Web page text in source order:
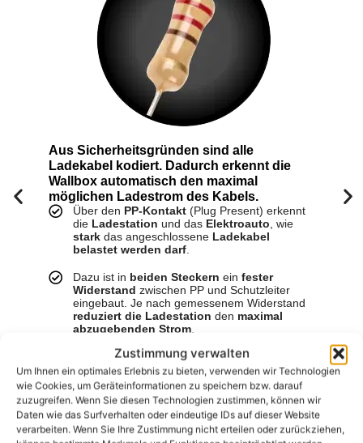
Zustimmung verwalten
Um Ihnen ein optimales Erlebnis zu bieten, verwenden wir Technologien
wie Cookies, um Geräteinformationen zu speichern bzw. darauf
zuzugreifen. Wenn Sie diesen Technologien zustimmen, können wir
Daten wie das Surfverhalten oder eindeutige IDs auf dieser Website
verarbeiten. Wenn Sie Ihre Zustimmung nicht erteilen oder zurückziehen,
Aus Sicherheitsgründen sind alle
Ladekabel kodiert. Dadurch erkennt die
Wallbox automatisch den maximal
möglichen Ladestrom des Kabels.
Über den PP-Kontakt (Plug Present) erkennt
die Ladestation und das Elektroauto , wie
stark das angeschlossene Ladekabel
belastet werden darf
Dazu ist in beiden Steckern einfester
Widerstand zwischen PP und Schutzleiter
eingebaut. Je nach gemessenem Widerstand
reduziert die Ladestation den maximal
abzugebenden Strom
Bei einerWiderstandsgröße von 220Ω
könnenbis zu 32A pro Phase (7,4kW)
entnommen werden, während bei einer
Widerstandsgröße von 680Ωbis zu 20A pro
Phase (4,6kW) zulässig sind.Das Fahrzeug
darf folglichnicht mehr Strom entnehmen, als
dasLadekabel technisch zulässt.